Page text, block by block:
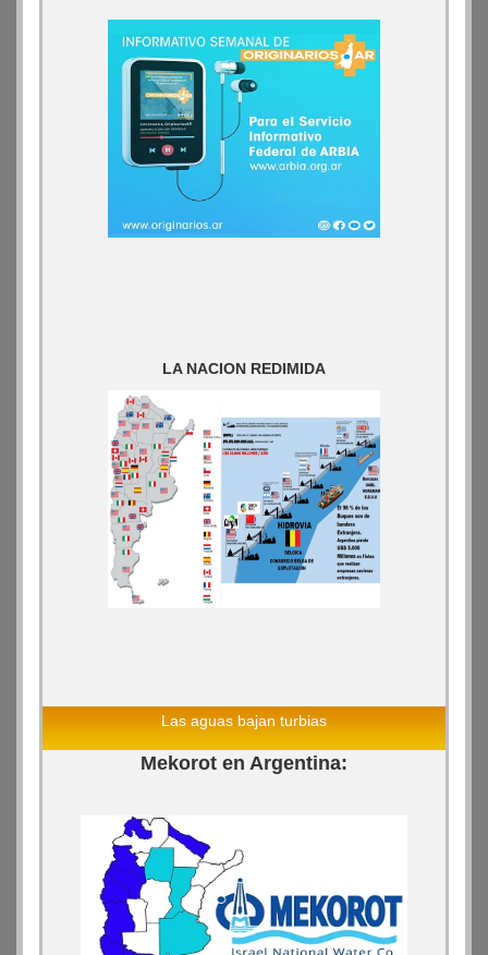
LA NACION REDIMIDA
Las aguas bajan turbias
Mekorot en Argentina: